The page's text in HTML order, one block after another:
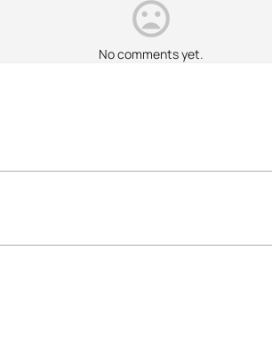
No comments yet.